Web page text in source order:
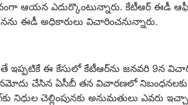
ఆయన ఎదుర్కొంటున్నారు. కేటీఆర్ ఈడీ
ఈడీ అధికారులు విచారించనున్నారు.
ఈ కేసులో కేటీఆర్‌ను జనవరి 9న
నమోదు చేసిన ఏసీబీ తన విచారణలో నిబంధనలకు
నిధుల చెల్లింపునకు అనుమతులు ఎవరు